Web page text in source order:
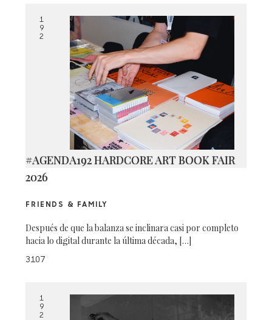
1
9
2
#AGENDA192 HARDCORE ART BOOK FAIR
2026
FRIENDS & FAMILY
Después de que la balanza se inclinara casi por completo
hacia lo digital durante la última década, […]
3107
1
9
2